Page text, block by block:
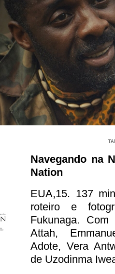
Navegando na
Nation
EUA,15. 137
roteiro e
Fukunaga.
Attah,
Adote, Vera
de Uzodinma